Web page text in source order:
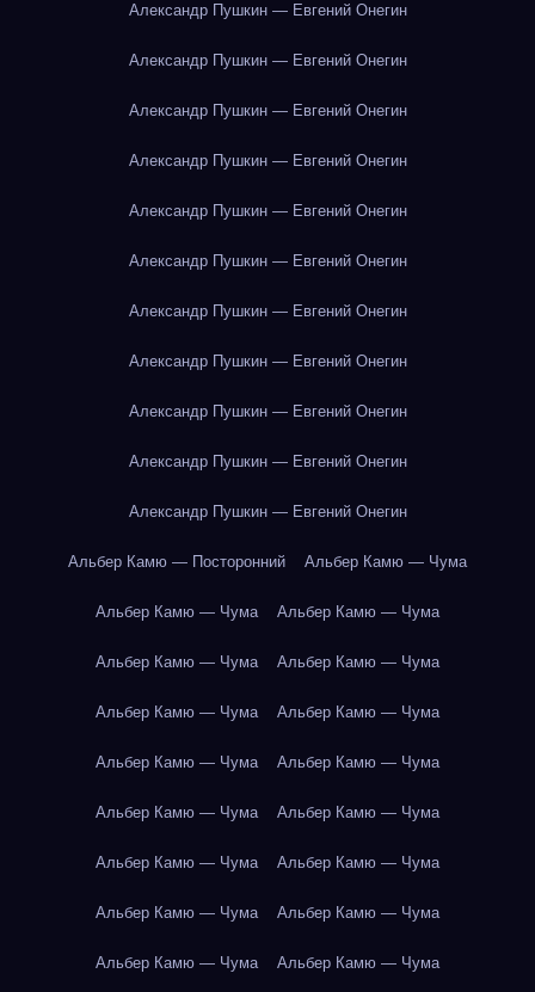
Александр Пушкин — Евгений Онегин
Александр Пушкин — Евгений Онегин
Александр Пушкин — Евгений Онегин
Александр Пушкин — Евгений Онегин
Александр Пушкин — Евгений Онегин
Александр Пушкин — Евгений Онегин
Александр Пушкин — Евгений Онегин
Александр Пушкин — Евгений Онегин
Александр Пушкин — Евгений Онегин
Александр Пушкин — Евгений Онегин
Александр Пушкин — Евгений Онегин
Альбер Камю — Посторонний Альбер Камю — Чума
Альбер Камю — Чума Альбер Камю — Чума
Альбер Камю — Чума Альбер Камю — Чума
Альбер Камю — Чума Альбер Камю — Чума
Альбер Камю — Чума Альбер Камю — Чума
Альбер Камю — Чума Альбер Камю — Чума
Альбер Камю — Чума Альбер Камю — Чума
Альбер Камю — Чума Альбер Камю — Чума
Альбер Камю — Чума Альбер Камю — Чума